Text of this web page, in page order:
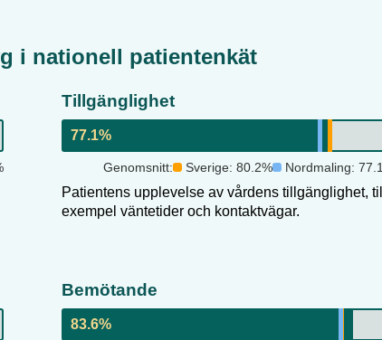
i nationell patientenkät
Tillgänglighet
77.1%
Genomsnitt: Sverige: 80.2% Nordmaling: 77.1
Patientens upplevelse av vårdens tillgänglighet, till
exempel väntetider och kontaktvägar.
Bemötande
83.6%